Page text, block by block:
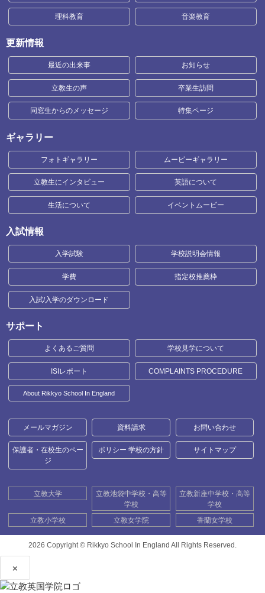
理科教育 音楽教育
更新情報
最近の出来事 お知らせ
立教生の声 卒業生訪問
同窓生からのメッセージ 特集ページ
ギャラリー
フォトギャラリー ムービーギャラリー
立教生にインタビュー 英語について
生活について イベントムービー
入試情報
入学試験 学校説明会情報
学費 指定校推薦枠
入試/入学のダウンロード
サポート
よくあるご質問 学校見学について
ISIレポート COMPLAINTS PROCEDURE
About Rikkyo School In England
メールマガジン 資料請求 お問い合わせ
保護者・在校生のペー
ジ
ポリシー 学校の方針 サイトマップ
立教大学
立教池袋中学校・高等
学校
立教新座中学校・高等
学校
立教小学校
立教女学院 香蘭女学校
2026 Copyright © Rikkyo School In England All Rights Reserved.
×